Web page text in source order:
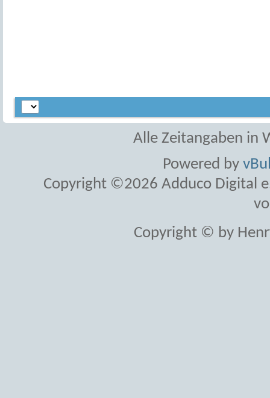
Alle Zeitangaben in
Powered by
Copyright ©2026 Adduco Digital
Copyright © by